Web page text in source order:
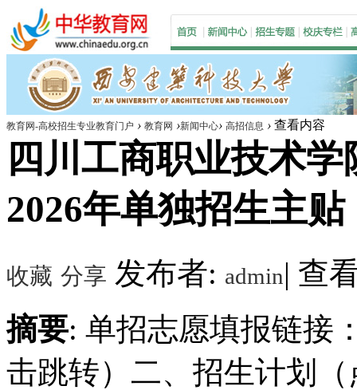
教育网-高校招生专业教育门户 › 教育网 ›新闻中心› 高招信息 › 查看内容
四川工商职业技术学
2026年单独招生主贴
收藏 分享 发布者: admin| 查
摘要: 单招志愿填报链接
击跳转）二、招生计划